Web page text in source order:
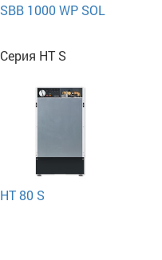
SBB 1000 WP SOL
Серия HT S
HT 80 S